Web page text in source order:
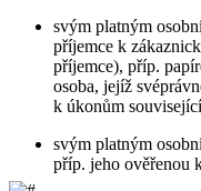
svým platným
příjemce k
příjemce), příp.
osoba, jejíž
k úkonům
svým platným
příp. jeho ověřenou